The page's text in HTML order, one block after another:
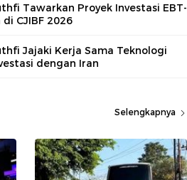
Tawarkan Proyek Investasi EBT-
CJIBF 2026
Jajaki Kerja Sama Teknologi
dengan Iran
Selengkapnya